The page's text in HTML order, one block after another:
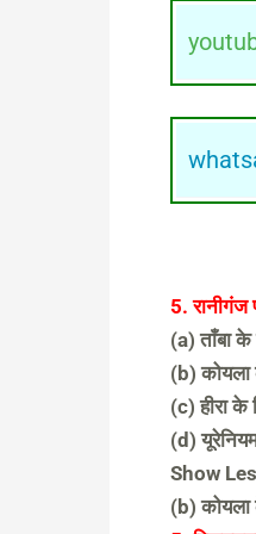
5. रानीगंज
(a) ताँबा के
(b) कोयला
(c) हीरा के
(d)
Show
(b) कोयला